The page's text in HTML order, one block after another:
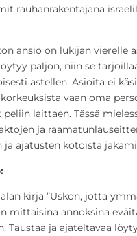
rauhanrakentajana
ansio on lukijan vierelle
paljon, niin se
astellen. Asioita ei
vaan oma
peliin laittaen. Tässä
ja
ja ajatusten kotoista
kirja ”Uskon, jotta
mittaisina annoksina
Taustaa ja ajateltavaa